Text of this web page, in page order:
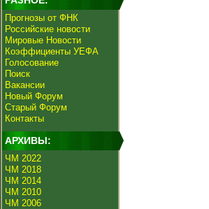
Прогнозы от ФНК
Российские новости
Мировые Новости
Коэффициенты УЕФА
Голосование
Поиск
Вакансии
Новый Форум
Старый Форум
Контакты
АРХИВЫ:
ЧМ 2022
ЧМ 2018
ЧМ 2014
ЧМ 2010
ЧМ 2006